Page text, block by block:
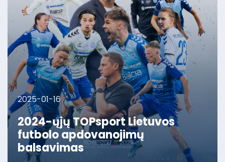
2025-01-16
2024-ųjų TOPsport Lietuvos
futbolo apdovanojimų
balsavimas